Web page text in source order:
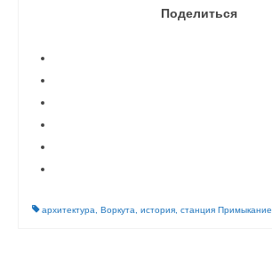
Поделиться
архитектура Воркута история станция Примыкание